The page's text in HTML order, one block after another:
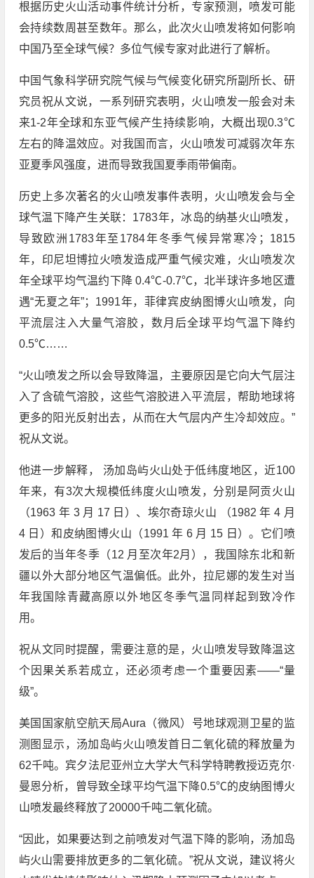
根据历史火山活动事件统计分析，专家预测，喷发可能
会持续数周甚至数年。那么，此次火山喷发将如何影响
中国乃至全球气候？多位气候专家对此进行了解析。
中国气象科学研究院气候与气候变化研究所副所长、研
究员祝从文说，一系列研究表明，火山喷发一般会对未
来1-2年全球和东亚气候产生持续影响，大概出现0.3℃
左右的降温效应。对我国而言，火山喷发可减弱次年东
亚夏季风强度，进而导致我国夏季雨带偏南。
历史上多次著名的火山喷发事件表明，火山喷发会与全
球气温下降产生关联：1783年，冰岛的纳基火山喷发，
导致欧洲1783年至1784年冬季气候异常寒冷；1815
年，印尼坦博拉火喷发造成严重气候灾难，火山喷发次
年全球平均气温约下降 0.4℃-0.7℃，北半球许多地区遭
遇“无夏之年”；1991年，菲律宾皮纳图博火山喷发，向
平流层注入大量气溶胶，数月后全球平均气温下降约
0.5℃……
“火山喷发之所以会导致降温，主要原因是它向大气层注
入了含硫气溶胶，这些气溶胶进入平流层，帮助地球将
更多的阳光反射出去，从而在大气层内产生冷却效应。”
祝从文说。
他进一步解释， 汤加岛屿火山处于低纬度地区，近100
年来，有3次大规模低纬度火山喷发，分别是阿贡火山
（1963 年 3 月 17 日）、埃尔奇琼火山 （1982 年 4 月
4 日）和皮纳图博火山（1991 年 6 月 15 日）。它们喷
发后的当年冬季（12 月至次年2月），我国除东北和新
疆以外大部分地区气温偏低。此外，拉尼娜的发生对当
年我国除青藏高原以外地区冬季气温同样起到致冷作
用。
祝从文同时提醒，需要注意的是，火山喷发导致降温这
个因果关系若成立，还必须考虑一个重要因素——“量
级”。
美国国家航空航天局Aura（微风）号地球观测卫星的监
测图显示，汤加岛屿火山喷发首日二氧化硫的释放量为
62千吨。宾夕法尼亚州立大学大气科学特聘教授迈克尔·
曼恩分析，曾导致全球平均气温下降0.5℃的皮纳图博火
山喷发最终释放了20000千吨二氧化硫。
“因此，如果要达到之前喷发对气温下降的影响，汤加岛
屿火山需要排放更多的二氧化硫。”祝从文说，建议将火